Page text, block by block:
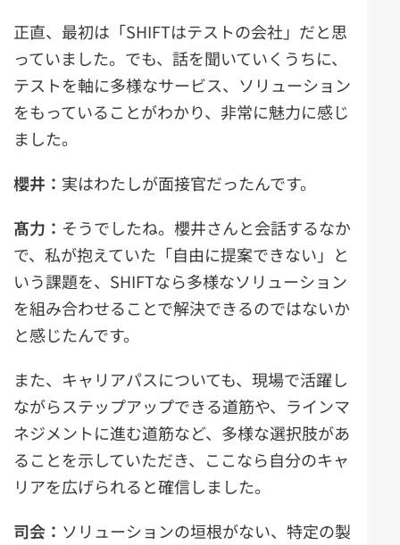
正直、最初は「SHIFTはテストの会社」だと思
っていました。でも、話を聞いていくうちに、
テストを軸に多様なサービス、ソリューション
をもっていることがわかり、非常に魅力に感じ
ました。
櫻井： 実はわたしが面接官だったんです。
髙力： そうでしたね。櫻井さんと会話するなか
で、私が抱えていた「自由に提案できない」と
いう課題を、SHIFTなら多様なソリューション
を組み合わせることで解決できるのではないか
と感じたんです。
また、キャリアパスについても、現場で活躍し
ながらステップアップできる道筋や、ラインマ
ネジメントに進む道筋など、多様な選択肢があ
ることを示していただき、ここなら自分のキャ
リアを広げられると確信しました。
司会： ソリューションの垣根がない、特定の製